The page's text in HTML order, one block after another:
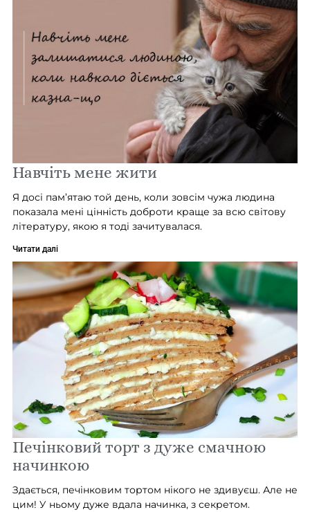
Навчіть мене жити
Я досі пам’ятаю той день, коли зовсім чужа людина
показала мені цінність доброти краще за всю світову
літературу, якою я тоді зачитувалася.
Читати далі
Печінковий торт з дуже смачною
начинкою
Здається, печінковим тортом нікого не здивуєш. Але не
цим! У ньому дуже вдала начинка, з секретом.